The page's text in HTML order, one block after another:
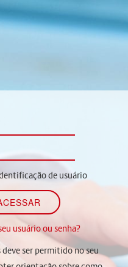
de usuário
usuário ou senha?
ser permitido no seu